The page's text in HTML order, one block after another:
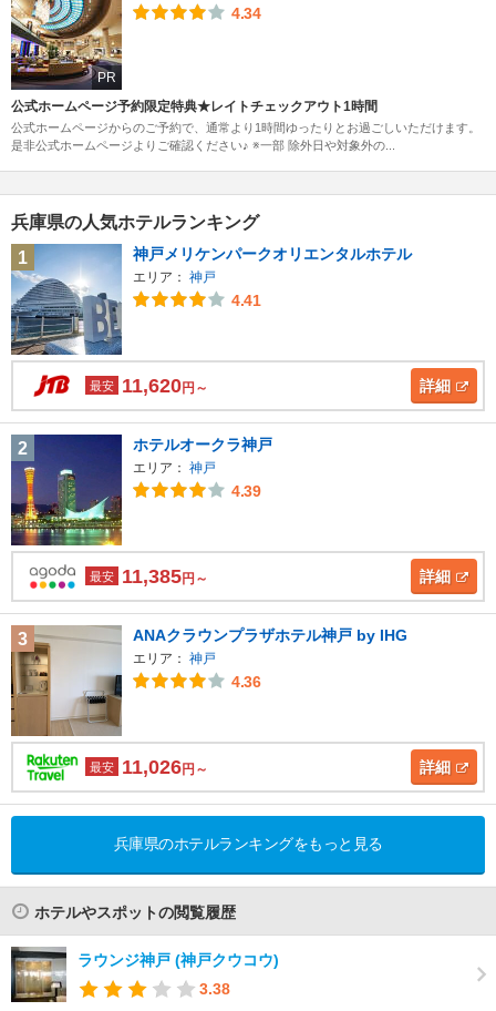
PR
4.34
公式ホームページ予約限定特典★レイトチェックアウト1時間
公式ホームページからのご予約で、通常より1時間ゆったりとお過ごしいただけます。
是非公式ホームページよりご確認ください♪ ※一部 除外日や対象外の...
兵庫県の人気ホテルランキング
1
神戸メリケンパークオリエンタルホテル
エリア： 神戸
4.41
最安 11,620円～ 詳細
2 ホテルオークラ神戸
エリア： 神戸
4.39
最安 11,385円～ 詳細
3 ANAクラウンプラザホテル神戸 by IHG
エリア： 神戸
4.36
最安 11,026円～ 詳細
兵庫県のホテルランキングをもっと見る
ホテルやスポットの閲覧履歴
ラウンジ神戸 (神戸クウコウ)
3.38